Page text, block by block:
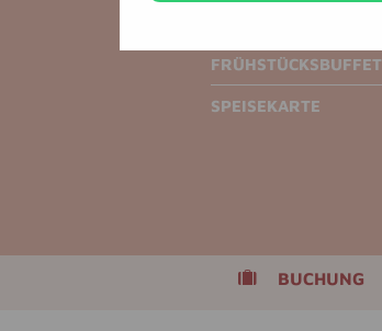
FRÜHSTÜCKSBUFFET
SPEISEKARTE
BUCHUNG